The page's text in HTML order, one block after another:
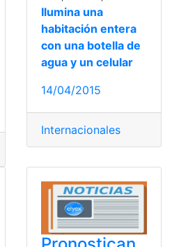
Ilumina una
habitación entera
con una botella de
agua y un celular
14/04/2015
Internacionales